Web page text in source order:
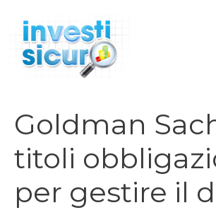
contenuto
Goldman
titoli
per gestire il